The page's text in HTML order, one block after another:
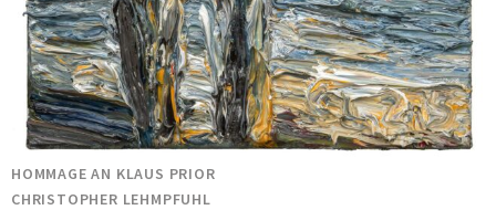
HOMMAGE AN KLAUS PRIOR
CHRISTOPHER LEHMPFUHL